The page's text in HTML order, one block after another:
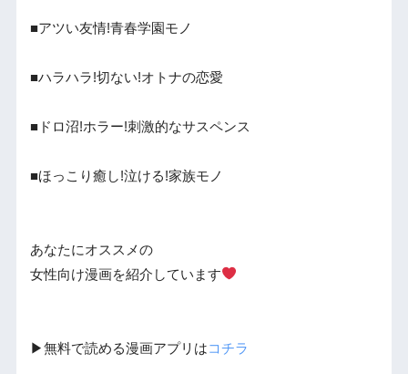
■アツい友情!青春学園モノ
■ハラハラ!切ない!オトナの恋愛
■ドロ沼!ホラー!刺激的なサスペンス
■ほっこり癒し!泣ける!家族モノ
あなたにオススメの
女性向け漫画を紹介しています
▶︎無料で読める漫画アプリはコチラ